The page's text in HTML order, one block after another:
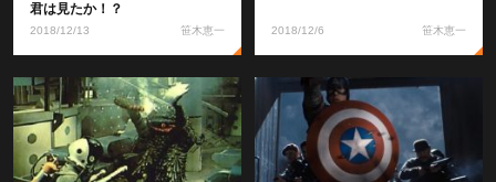
君は見たか！？
2018/12/13 笹木恵一 2018/12/6 笹木恵一